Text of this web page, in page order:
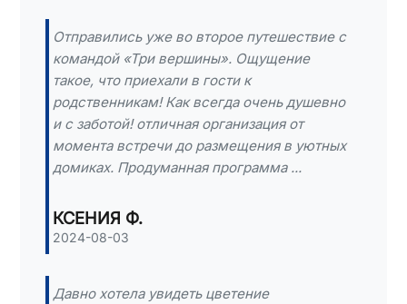
Отправились уже во второе путешествие с
командой «Три вершины». Ощущение
такое, что приехали в гости к
родственникам! Как всегда очень душевно
и с заботой! отличная организация от
момента встречи до размещения в уютных
домиках. Продуманная программа ...
КСЕНИЯ Ф.
2024-08-03
Давно хотела увидеть цветение